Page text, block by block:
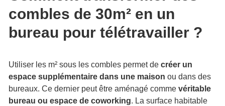
combles de 30m² en un
bureau pour télétravailler ?
Utiliser les m² sous les combles permet de créer un
espace supplémentaire dans une maison ou dans des
bureaux. Ce dernier peut être aménagé comme véritable
bureau ou espace de coworking. La surface habitable